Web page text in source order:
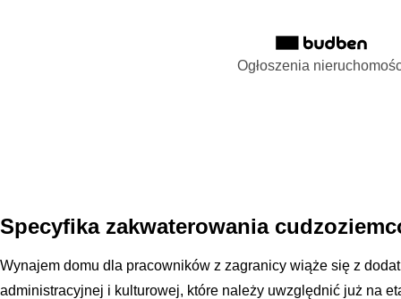
Ogłoszenia
Specyfika zakwaterowania
Wynajem domu dla pracowników z zagranicy wiąże się z
administracyjnej i kulturowej, które należy uwzględnić już na